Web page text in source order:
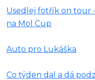
Usedlej fotřík on tour
na Mol Cup
Auto pro Lukáška
Co týden dal a dá